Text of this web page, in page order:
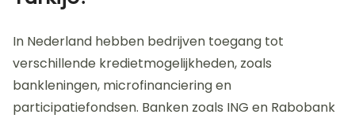
In Nederland hebben bedrijven toegang tot
verschillende kredietmogelijkheden, zoals
bankleningen, microfinanciering en
participatiefondsen. Banken zoals ING en Rabobank